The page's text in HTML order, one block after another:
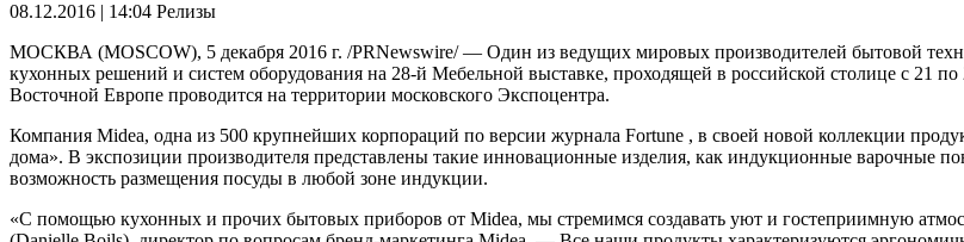
08.12.2016 | 14:04 Релизы
МОСКВА (MOSCOW), 5 декабря 2016 г. /PRNewswire/ — Один из ведущих мировых производителей бытовой
кухонных решений и систем оборудования на 28-й Мебельной выставке, проходящей в российской столице с 21
Восточной Европе проводится на территории московского Экспоцентра.
Компания Midea, одна из 500 крупнейших корпораций по версии журнала Fortune , в своей новой коллекции
дома». В экспозиции производителя представлены такие инновационные изделия, как индукционные варочные
возможность размещения посуды в любой зоне индукции.
«С помощью кухонных и прочих бытовых приборов от Midea, мы стремимся создавать уют и гостеприимную